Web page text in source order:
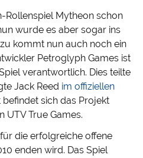
Rollenspiel Mytheon schon
wurde es aber sogar ins
kommt nun auch noch ein
Petroglyph Games ist
verantwortlich. Dies teilte
Jack Reed im offiziellen
sich das Projekt
UTV True Games.
die erfolgreiche offene
enden wird. Das Spiel